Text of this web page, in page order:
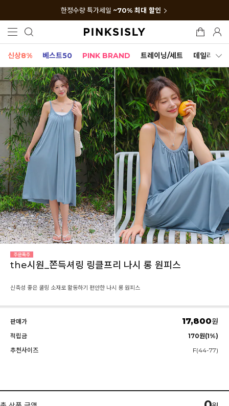
한정수량 특가세일 ~70% 최대 할인
신상8% 베스트50 PINK BRAND 트레이닝/세트 데일리세트
the시원_쫀득셔링 링클프리 나시 롱 원피스
신축성 좋은 쿨링 소재로 활동하기 편안한 나시 롱 원피스
판매가 17,800원
적립금
170원(1%)
추천사이즈
F(44-77)